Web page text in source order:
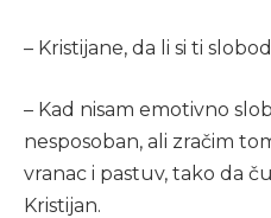
– Kristijane, da li si ti
– Kad nisam emotivno
nesposoban, ali zračim
vranac i pastuv, tako da
Kristijan.